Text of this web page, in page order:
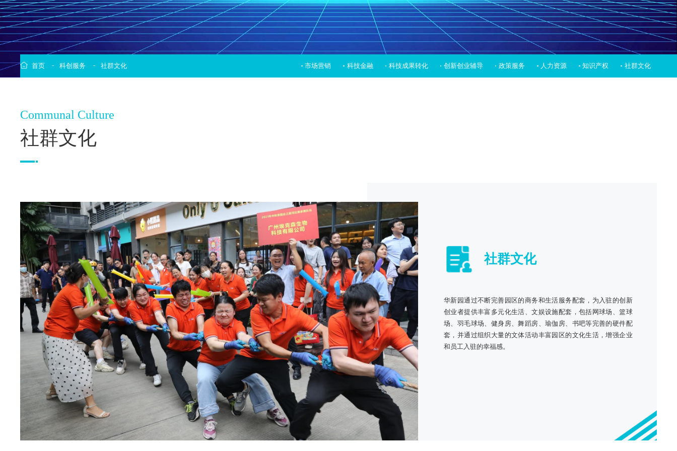
首页 - 科创服务 - 社群文化 市场营销 科技金融 科技成果转化 创新创业辅导 政策服务 人力资源 知识产权 社群文化
Communal Culture
社群文化
社群文化
华新园通过不断完善园区的商务和生活服务配套，为入驻的创新
创业者提供丰富多元化生活、文娱设施配套，包括网球场、篮球
场、羽毛球场、健身房、舞蹈房、瑜伽房、书吧等完善的硬件配
套，并通过组织大量的文体活动丰富园区的文化生活，增强企业
和员工入驻的幸福感。